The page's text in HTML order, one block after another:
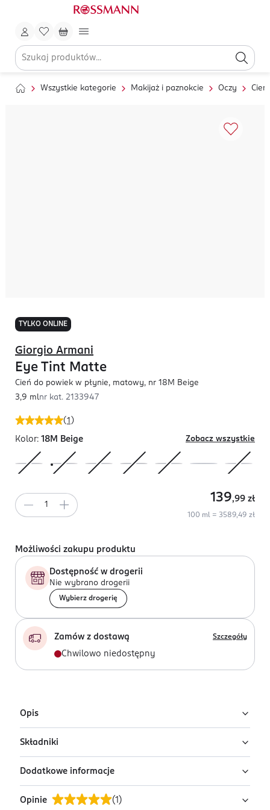
Wszystkie kategorie Makijaż i paznokcie Oczy
TYLKO ONLINE
(1 )
Giorgio Armani
Eye Tint Matte
Cień do powiek w płynie, matowy, nr 18M Beige
3,9 mlnr kat. 2133947
Kolor: 18M Beige Zobacz wszystkie
139,99 zł
100 ml = 3589,49 zł
Możliwości zakupu produktu
Dostępność w drogerii
Nie wybrano drogerii
Wybierz drogerię
Zamów z dostawą Szczegóły
Chwilowo niedostępny
Opis
Płynny cień do powiek Armani Eye Tint w
odcieniu Beige
szybko stworzyć makijaż oczu i zapewnia trwały efekt
nawet do 16 godzin. Formuła gładko rozprowadza się
Składniki
Ingredients: : ISODODECANE, CI 77891, TALC, CERA ALBA,
HYDROGENATED COCO-GLYCERIDES, LAUROYL LYSINE,
DISTEARDIMONIUM HECTORITE, SYNTHETIC
Dodatkowe informacje
PRZYGOTOWANIE I STOSOWANIE
Opinie (1 )